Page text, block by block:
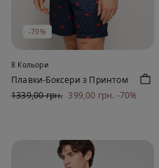
-70%
8 Кольори
Плавки-Боксери з Принтом
1339,00 грн. 399,00 грн. -70%